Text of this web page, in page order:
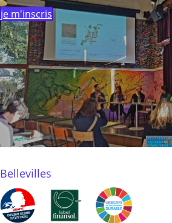
je m'inscris
Bellevilles